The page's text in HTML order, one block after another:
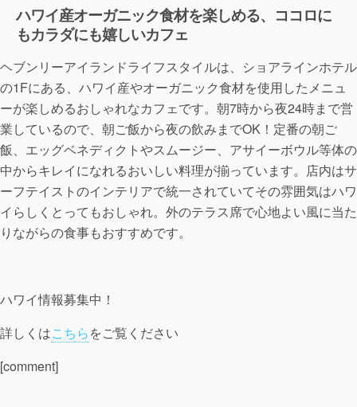
ハワイ産オーガニック食材を楽しめる、ココロに
もカラダにも嬉しいカフェ
ヘブンリーアイランドライフスタイルは、ショアラインホテル
の1Fにある、ハワイ産やオーガニック食材を使用したメニュ
ーが楽しめるおしゃれなカフェです。朝7時から夜24時まで営
業しているので、朝ご飯から夜の飲みまでOK！定番の朝ご
飯、エッグベネディクトやスムージー、アサイーボウル等体の
中からキレイになれるおいしい料理が揃っています。店内はサ
ーフテイストのインテリアで統一されていてその雰囲気はハワ
イらしくとってもおしゃれ。外のテラス席で心地よい風に当た
りながらの食事もおすすめです。
ハワイ情報募集中！
詳しくはこちらをご覧ください
[comment]